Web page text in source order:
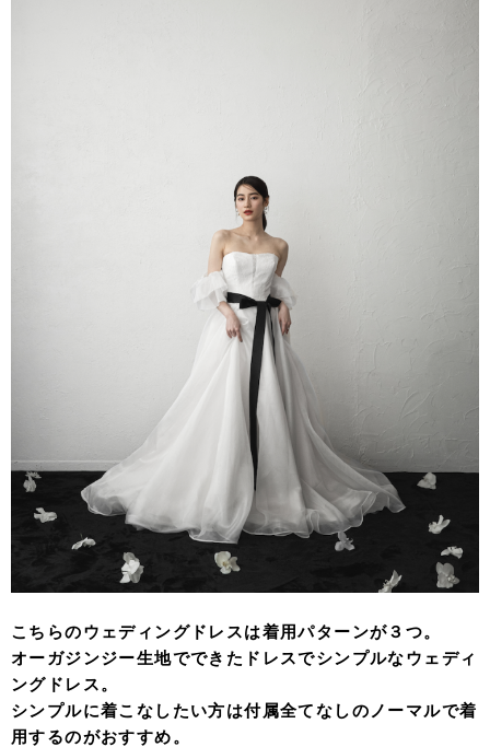
こちらのウェディングドレスは着用パターンが３つ。
オーガジンジー生地でできたドレスでシンプルなウェディ
ングドレス。
シンプルに着こなしたい方は付属全てなしのノーマルで着
用するのがおすすめ。